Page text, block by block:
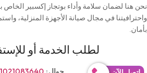
نحن هنا لضمان سلامة وأداء بوتجاز إكسبير الخاص
واحترافيتنا في مجال صيانة الأجهزة المنزلية،
بأمان.
لطلب الخدمة أو